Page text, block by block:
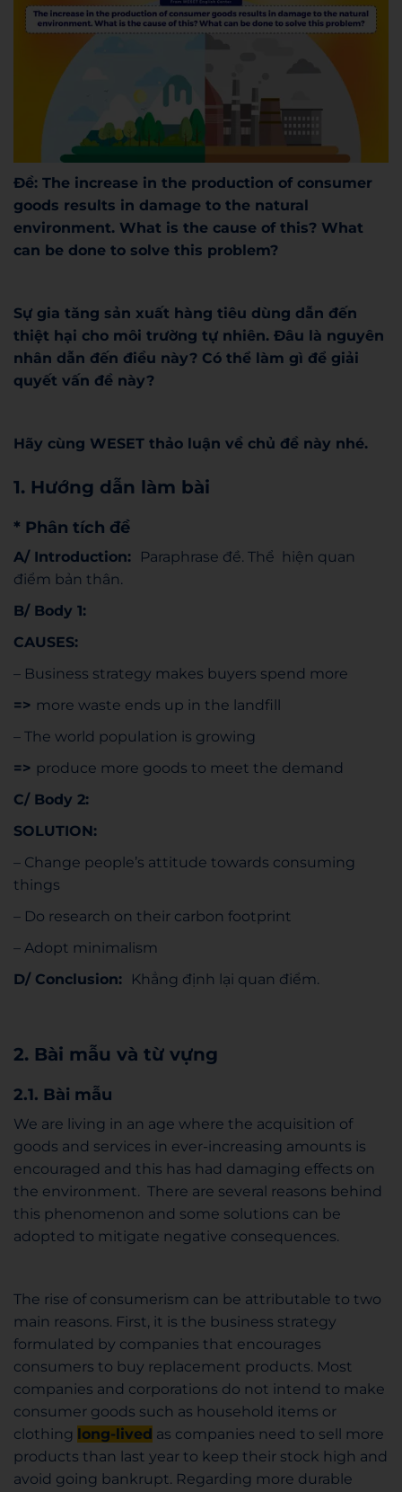
Đề: The increase in the production of consumer
goods results in damage to the natural
environment. What is the cause of this? What
can be done to solve this problem?
Sự gia tăng sản xuất hàng tiêu dùng dẫn đến
thiệt hại cho môi trường tự nhiên. Đâu là nguyên
nhân dẫn đến điều này? Có thể làm gì để giải
quyết vấn đề này?
Hãy cùng WESET thảo luận về chủ đề này nhé.
1. Hướng dẫn làm bài
* Phân tích đề
A/ Introduction:
Paraphrase đề. Thể hiện quan
điểm bản thân.
B/ Body 1:
CAUSES:
– Business strategy makes buyers spend more
=> more waste ends up in the landfill
– The world population is growing
=> produce more goods to meet the demand
C/ Body 2:
SOLUTION:
– Change people’s attitude towards consuming
things
– Do research on their carbon footprint
– Adopt minimalism
D/ Conclusion: Khẳng định lại quan điểm.
2. Bài mẫu và từ vựng
2.1. Bài mẫu
We are living in an age where the acquisition of
goods and services in ever-increasing amounts is
encouraged and this has had damaging effects on
the environment. There are several reasons behind
this phenomenon and some solutions can be
adopted to mitigate negative consequences.
The rise of consumerism can be attributable to two
main reasons. First, it is the business strategy
formulated by companies that encourages
consumers to buy replacement products. Most
companies and corporations do not intend to make
consumer goods such as household items or
clothing
long-lived as companies need to sell more
products than last year to keep their stock high and
avoid going bankrupt. Regarding more durable